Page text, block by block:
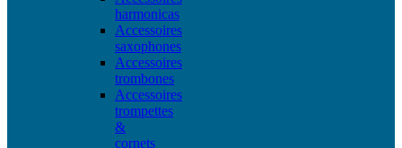
harmonicas
Accessoires
saxophones
Accessoires
trombones
Accessoires
trompettes
&
cornets